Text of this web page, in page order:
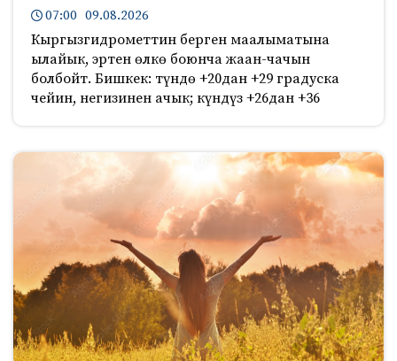
07:00 09.08.2026
Кыргызгидрометтин берген маалыматына
ылайык, эртен өлкө боюнча жаан-чачын
болбойт. Бишкек: түндө +20дан +29 градуска
чейин, негизинен ачык; күндүз +26дан +36